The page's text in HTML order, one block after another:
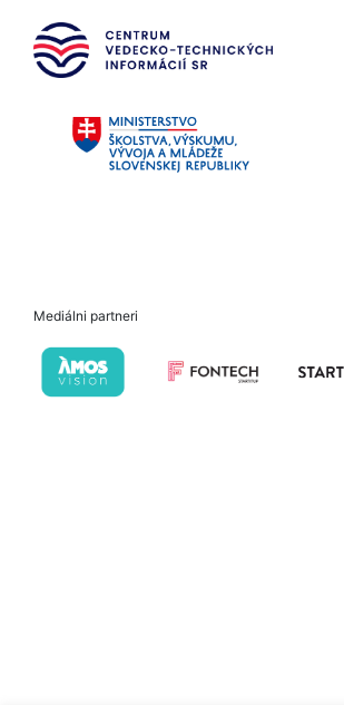
Mediálni partneri